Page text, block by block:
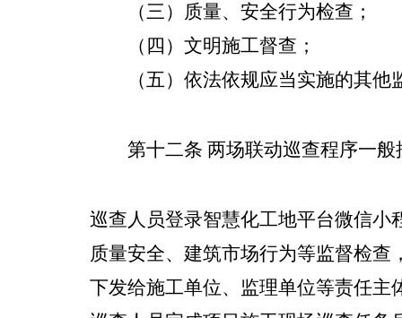
（三）质量、安全行为检查 ；
（ 四 ）文明施工督查 ；
（五）依法依规应当实施的其他
第十二条 两场联动巡查程序一
巡查人员登录智慧化工地平台微信小
质量安全、 建筑市场行为等监督检查
下发给施工单位、监理单位等责任主